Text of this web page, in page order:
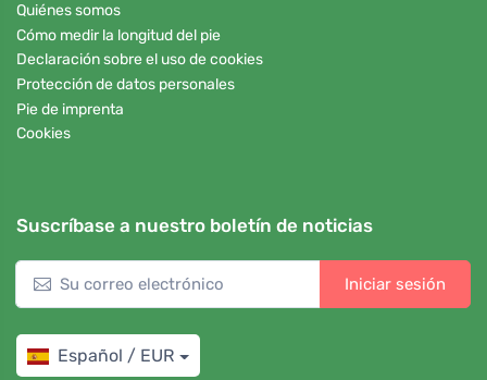
Quiénes somos
Cómo medir la longitud del pie
Declaración sobre el uso de cookies
Protección de datos personales
Pie de imprenta
Cookies
Suscríbase a nuestro boletín de noticias
Iniciar sesión
Español / EUR